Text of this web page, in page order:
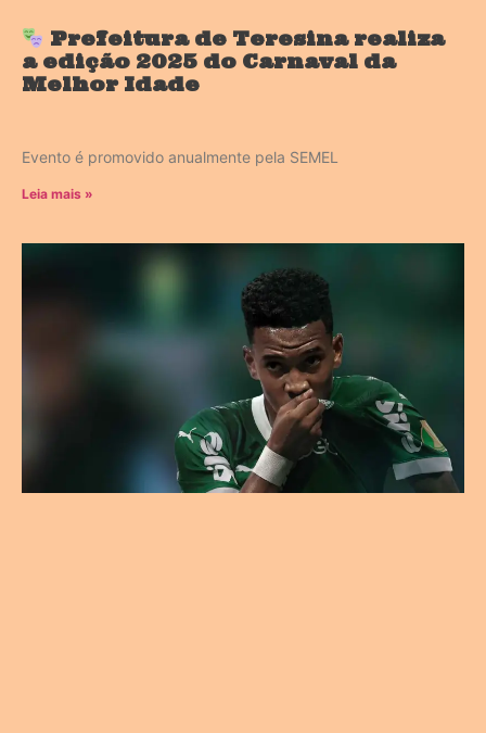
Prefeitura de Teresina realiza
a edição 2025 do Carnaval da
Melhor Idade
Evento é promovido anualmente pela SEMEL
Leia mais »